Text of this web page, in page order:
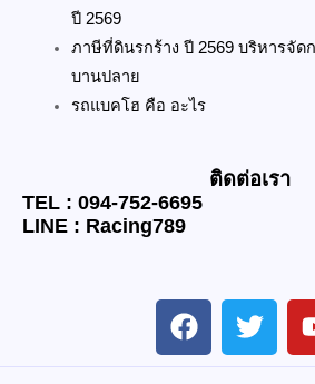
ปี 2569
ภาษีที่ดินรกร้าง ปี 2569 บริหารจัด
บานปลาย
รถแบคโฮ คือ อะไร
ติดต่อเรา
TEL : 094-752-6695
LINE : Racing789
F
a
c
T
w
i